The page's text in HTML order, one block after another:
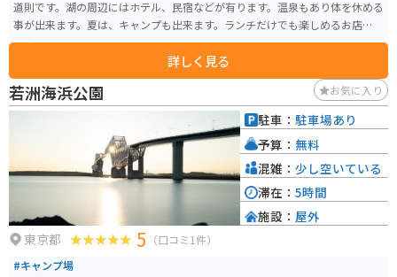
道則です。湖の周辺にはホテル、民宿などが有ります。温泉もあり体を休める
事が出来ます。夏は、キャンプも出来ます。ランチだけでも楽しめるお店が数
軒有ります。
詳しく見る
若洲海浜公園 お気に入り
東京都 5 （口コミ1件）
#キャンプ場
駐車： 駐車場あり
予算： 無料
混雑： 少し空いている
滞在： 5時間
施設： 屋外